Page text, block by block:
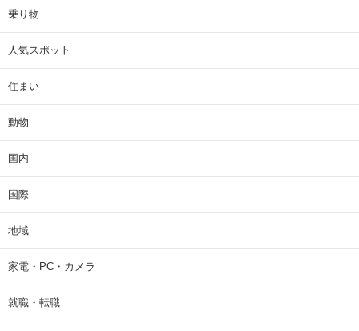
乗り物
人気スポット
住まい
動物
国内
国際
地域
家電・PC・カメラ
就職・転職